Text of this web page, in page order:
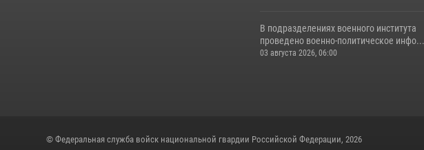
В подразделениях военного института
проведено военно-политическое инфо...
03 августа 2026, 06:00
© Федеральная служба войск национальной гвардии Российской Федерации, 2026